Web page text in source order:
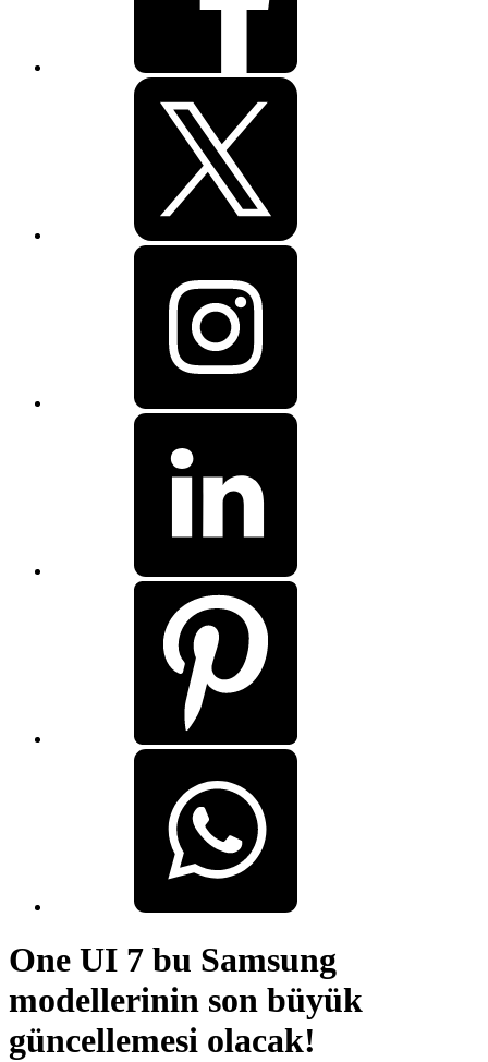
One UI 7 bu Samsung
modellerinin son büyük
güncellemesi olacak!